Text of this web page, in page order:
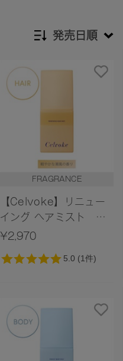
発売日順
発売日順
レビューが多い順
FRAGRANCE
【Celvoke】リニュー
イング ヘアミスト
Herbal Shore〈軽やか
¥2,970